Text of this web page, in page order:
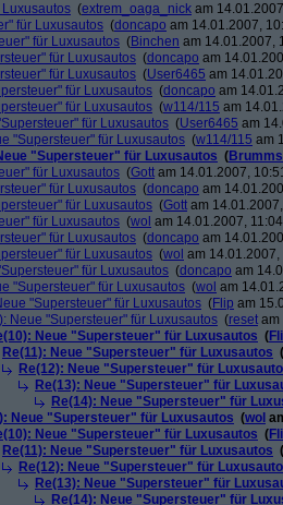
(extrem_oaga_nick am
für Luxusautos (doncapo am 14.01.2007,
für Luxusautos (Binchen am 14.01.2007,
für Luxusautos (doncapo am
für Luxusautos (User6465 am
für Luxusautos (doncapo am
für Luxusautos (w114/115 am
für Luxusautos (User6465 am
"Supersteuer" für Luxusautos (w114/115 am
"Supersteuer" für Luxusautos (
für Luxusautos (Gott am 14.01.2007,
für Luxusautos (doncapo am
für Luxusautos (Gott am
für Luxusautos (wol am 14.01.2007,
für Luxusautos (doncapo am
für Luxusautos (wol am 14.01.2007,
für Luxusautos (doncapo am
"Supersteuer" für Luxusautos (wol am
"Supersteuer" für Luxusautos (Flip am
Neue "Supersteuer" für Luxusautos (reset am
Neue "Supersteuer" für Luxusautos (
Re(11): Neue "Supersteuer" für Luxusautos (
Re(12): Neue "Supersteuer" für
Re(13): Neue "Supersteuer" für
Re(14): Neue "Supersteuer" für
Neue "Supersteuer" für Luxusautos (wol
Neue "Supersteuer" für Luxusautos (
Re(11): Neue "Supersteuer" für Luxusautos (
Re(12): Neue "Supersteuer" für
Re(13): Neue "Supersteuer" für
Re(14): Neue "Supersteuer" für